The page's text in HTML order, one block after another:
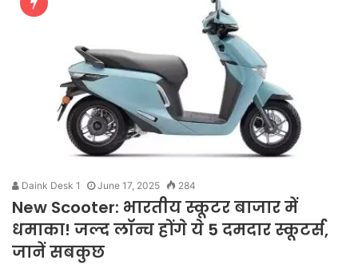
Daink Desk 1 June 17, 2025 284
New Scooter: भारतीय स्कूटर बाजार में
धमाका! जल्द लॉन्च होंगे ये 5 दमदार स्कूटर्स,
जानें सबकुछ